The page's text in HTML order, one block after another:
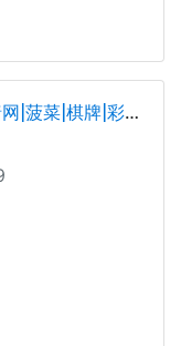
updates
茗门社群【官方总群】数据|渗透|暗网|菠菜|棋牌|彩票|股民|网贷|微信|支付宝|脱库|身份证|引流|SEO|黑帽|担保|营销交流群